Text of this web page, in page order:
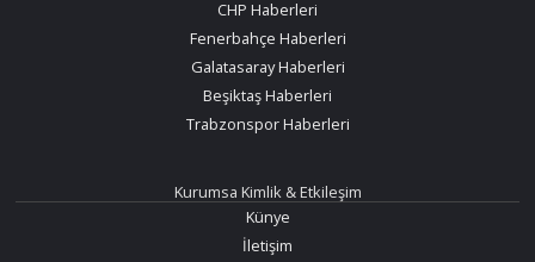
CHP Haberleri
Fenerbahçe Haberleri
Galatasaray Haberleri
Beşiktaş Haberleri
Trabzonspor Haberleri
Kurumsa Kimlik & Etkileşim
Künye
İletişim